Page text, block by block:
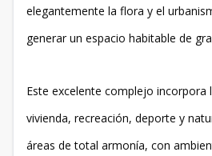
elegantemente la flora y el
generar un espacio habitable de
Este excelente complejo incorpora
vivienda, recreación, deporte y
áreas de total armonía, con